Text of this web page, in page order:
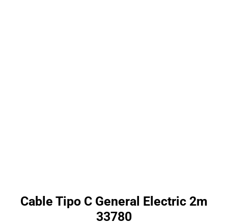
Cable Tipo C General Electric 2m
33780